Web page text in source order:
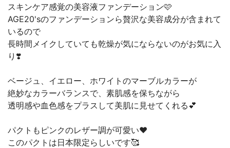
スキンケア感覚の美容液ファンデーション🩷
AGE20'sのファンデーションら贅沢な美容成分が含まれて
いるので
長時間メイクしていても乾燥が気にならないのがお気に入
り❣️
ベージュ、イエロー、ホワイトのマーブルカラーが
絶妙なカラーバランスで、素肌感を保ちながら
透明感や血色感をプラスして美肌に見せてくれる💕
パクトもピンクのレザー調が可愛い❤️
このパクトは日本限定らしいです🥰